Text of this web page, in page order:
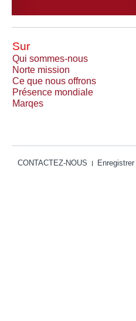
Sur
Qui sommes-nous
Norte mission
Ce que nous offrons
Présence mondiale
Marqes
CONTACTEZ-NOUS Enregistrer